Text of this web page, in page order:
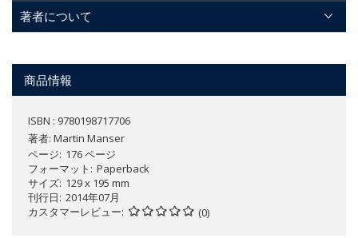
著者について
商品情報
ISBN : 9780198717706
著者: Martin Manser
ページ 176 ページ
フォーマット
Paperback
サイズ 129 x 195 mm
刊行日 2014年07月
カスタマーレビュー
(0)